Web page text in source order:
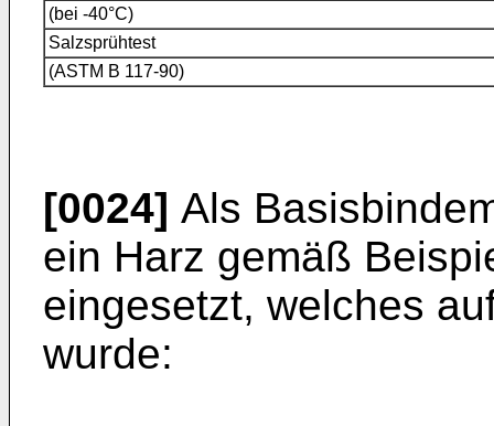
(bei -40°C)
Salzsprühtest
(ASTM B 117-90)
[0024] Als
ein Harz gemäß
eingesetzt, welches
wurde: